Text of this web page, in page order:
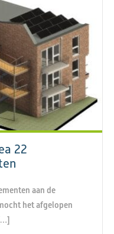
22
aan de
het afgelopen